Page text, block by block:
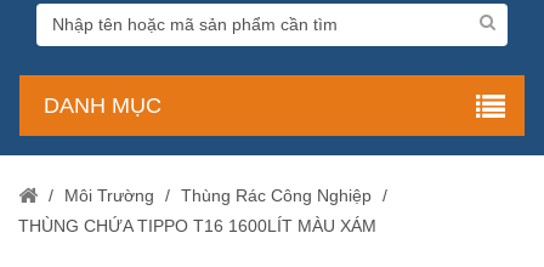
DANH MỤC
/ Môi Trường / Thùng Rác Công Nghiệp /
THÙNG CHỨA TIPPO T16 1600LÍT MÀU XÁM